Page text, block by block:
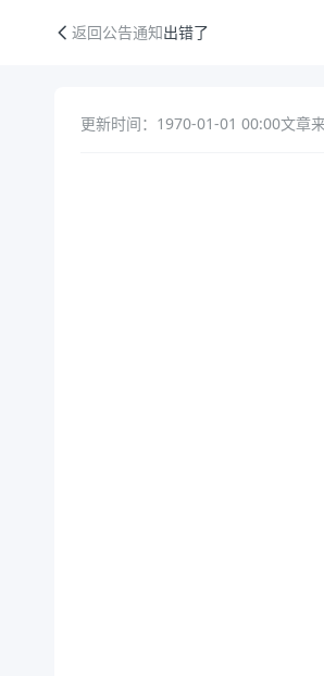
返回公告通知出错了
更新时间：1970-01-01 00:00文章